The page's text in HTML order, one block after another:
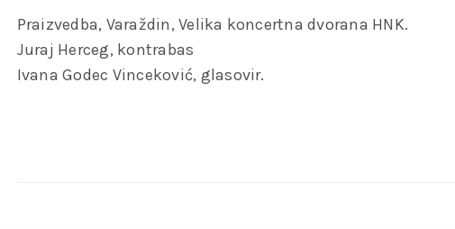
Praizvedba, Varaždin, Velika koncertna dvorana HNK.
Juraj Herceg, kontrabas
Ivana Godec Vinceković, glasovir.